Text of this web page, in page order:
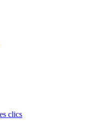
clics